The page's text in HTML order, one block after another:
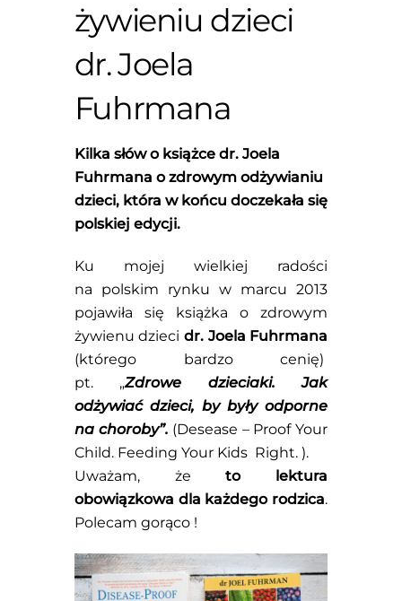
żywieniu dzieci
dr. Joela
Fuhrmana
Kilka słów o książce dr. Joela
Fuhrmana o zdrowym odżywianiu
dzieci, która w końcu doczekała się
polskiej edycji.
Ku mojej wielkiej radości
na polskim rynku w marcu 2013
pojawiła się książka o zdrowym
żywienu dzieci dr. Joela Fuhrmana
(którego bardzo cenię)
pt. „Zdrowe dzieciaki. Jak
odżywiać dzieci, by były odporne
na choroby”. (Desease – Proof Your
Child. Feeding Your Kids Right. ).
Uważam, żeto lektura
obowiązkowa dla każdego rodzica.
Polecam gorąco !